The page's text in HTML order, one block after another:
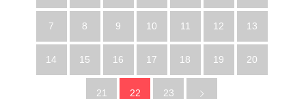
7 8 9 10 11 12 13
14 15 16 17 18 19 20
21 22 23